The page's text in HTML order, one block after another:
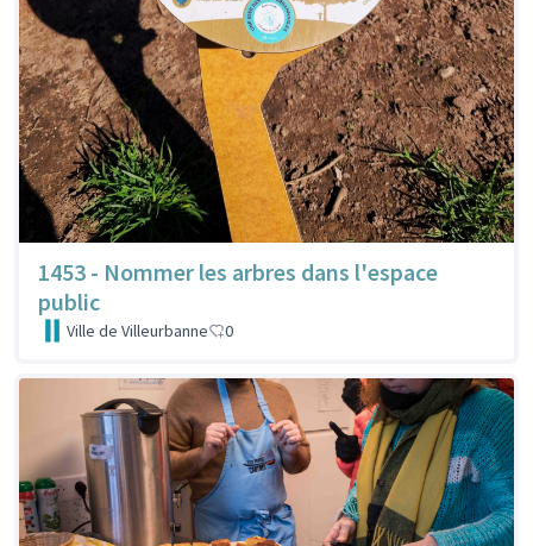
1453 - Nommer les arbres dans l'espace
public
Ville de Villeurbanne 0